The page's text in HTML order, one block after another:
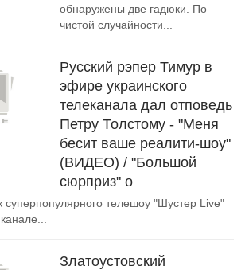
обнаружены две гадюки. По
чистой случайности...
Русский рэпер Тимур в
эфире украинского
телеканала дал отповедь
Петру Толстому - "Меня
бесит ваше реалити-шоу"
(ВИДЕО) / "Большой
сюрприз" о
суперпопулярного телешоу "Шустер Live"
Златоустовский